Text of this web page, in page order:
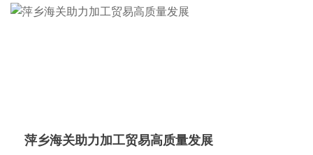
萍乡海关助力加工贸易高质量发展